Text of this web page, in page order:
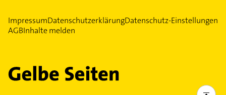
ImpressumDatenschutzerklärungDatenschutz-Einstellungen
AGBInhalte melden